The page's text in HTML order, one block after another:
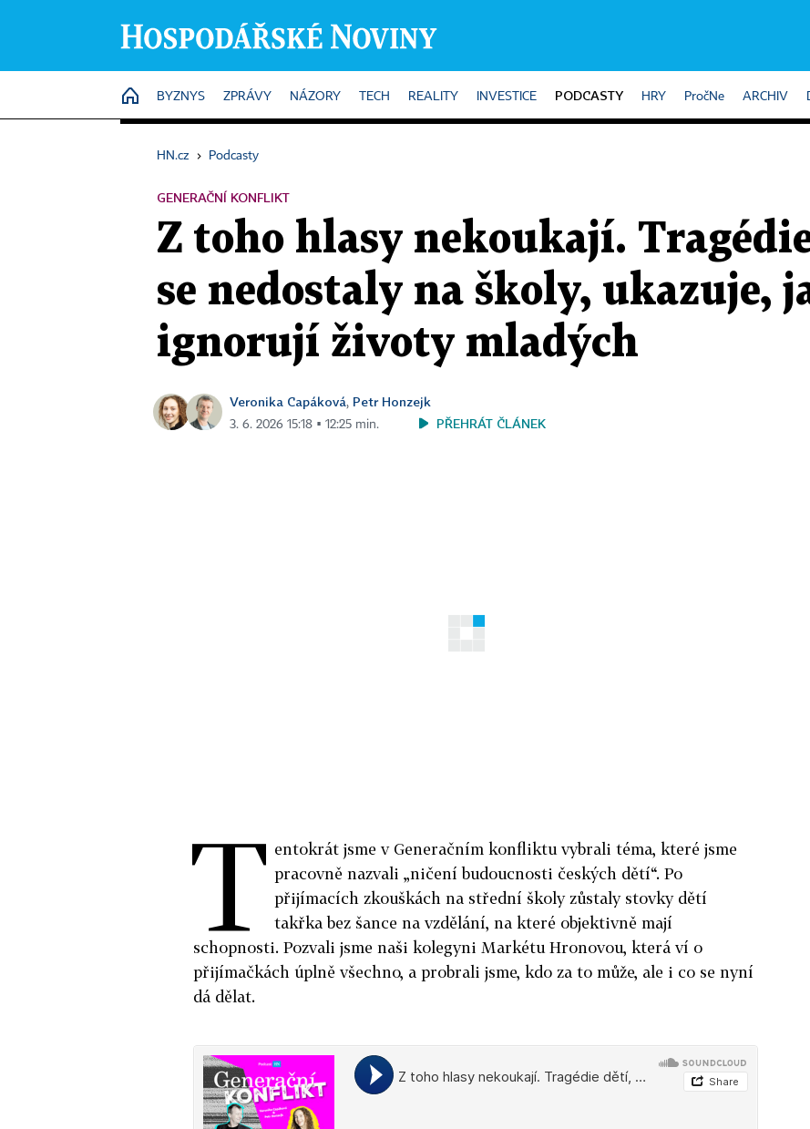
HOME
BYZNYS ZPRÁVY NÁZORY TECH REALITY INVESTICE PODCASTY HRY PročNe ARCHIV
HN.cz › Podcasty
GENERAČNÍ KONFLIKT
Z toho hlasy nekoukají.
se nedostaly na školy, ukazuje,
ignorují životy mladých
Veronika Capáková, Petr Honzejk
3. 6. 2026 15:18 ▪ 12:25 min. PŘEHRÁT ČLÁNEK
T entokrát jsme v Generačním konfliktu vybrali téma, které jsme
pracovně nazvali „ničení budoucnosti českých dětí“. Po
přijímacích zkouškách na střední školy zůstaly stovky dětí
takřka bez šance na vzdělání, na které objektivně mají
schopnosti. Pozvali jsme naši kolegyni Markétu Hronovou, která ví o
přijímačkách úplně všechno, a probrali jsme, kdo za to může, ale i co se nyní
dá dělat.